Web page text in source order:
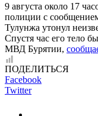
9 августа около 17
полиции с
Тулунжа утонул
Спустя час его тело
МВД Бурятии,
ПОДЕЛИТЬСЯ
Facebook
Twitter